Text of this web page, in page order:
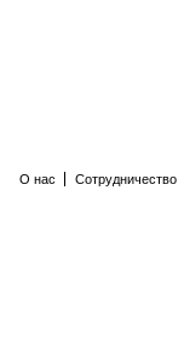
О нас Сотрудничество